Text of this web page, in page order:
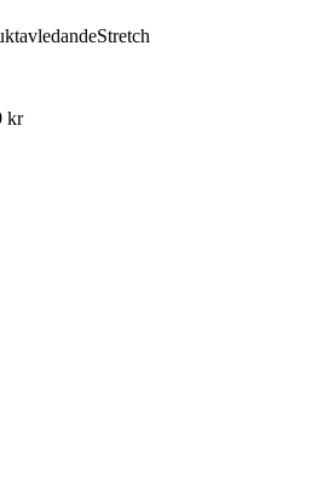
Stretch
kr